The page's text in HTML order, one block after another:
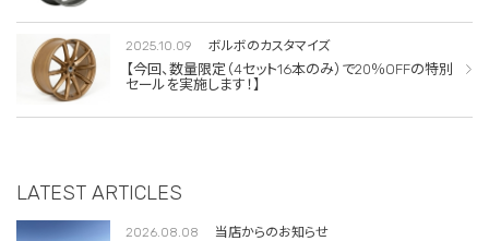
2025.10.09 ボルボのカスタマイズ
【今回、数量限定（4セット16本のみ）で20％OFFの特別
セールを実施します！】
LATEST ARTICLES
2026.08.08 当店からのお知らせ